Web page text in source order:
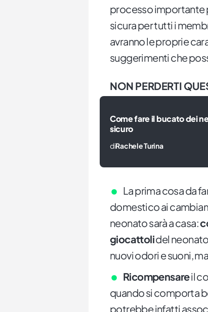
processo importante
sicura per tutti i
avranno le proprie
suggerimenti che
NON PERDERTI
Come fare il bucato dei
sicuro
diRachele Turina
La prima cosa da
domestico ai
neonato sarà a casa:
giocattolidel
nuovi odori e suoni,
Ricompensareil
quando si comporta
potrebbe infatti